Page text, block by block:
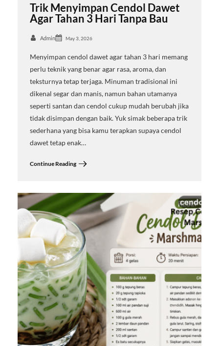
Trik Menyimpan Cendol Dawet
Agar Tahan 3 Hari Tanpa Bau
Admin May 3, 2026
Menyimpan cendol dawet agar tahan 3 hari memang
perlu teknik yang benar agar rasa, aroma, dan
teksturnya tetap terjaga. Minuman tradisional ini
dikenal segar dan manis, namun bahan utamanya
seperti santan dan cendol cukup mudah berubah jika
tidak disimpan dengan baik. Yuk simak beberapa trik
sederhana yang bisa kamu terapkan supaya cendol
dawet tetap enak…
Continue Reading